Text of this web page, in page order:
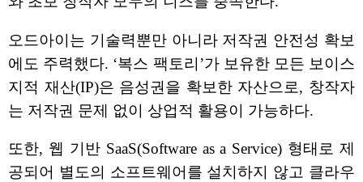
오드아이는 기술력뿐만 아니라 저작권 안전성 확보
에도 주력했다. ‘복스 팩토리’가 보유한 모든 보이스
지적 재산(IP)은 음성권을 확보한 자산으로, 창작자
는 저작권 문제 없이 상업적 활용이 가능하다.
또한, 웹 기반 SaaS(Software as a Service) 형태로 제
공되어 별도의 소프트웨어를 설치하지 않고 클라우